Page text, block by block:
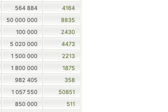
564 884
4164
50 000 000
8835
100 000
2430
5 020 000
4473
1 500 000
2213
1 800 000
1875
982 405
358
1 057 550
50851
850 000
511